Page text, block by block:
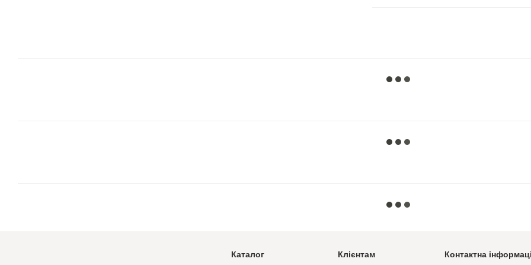
Каталог Клієнтам Контактна